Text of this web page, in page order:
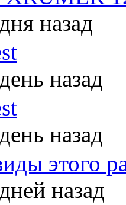
назад
назад
назад
этого
назад